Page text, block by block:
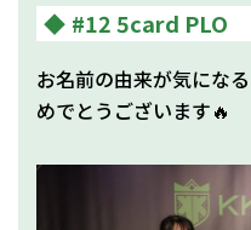
#12 5card PLO
お名前の由来が気になる
めでとうございます🔥